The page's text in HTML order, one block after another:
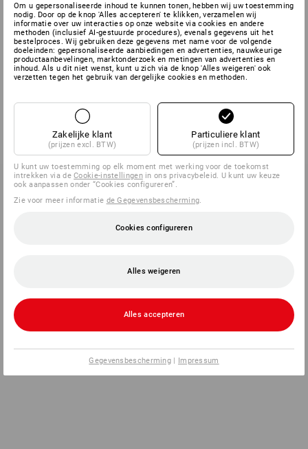
Om u gepersonaliseerde inhoud te kunnen tonen, hebben wij uw toestemming
nodig. Door op de knop 'Alles accepteren' te klikken, verzamelen wij
informatie over uw interacties op onze website via cookies en andere
methoden (inclusief AI-gestuurde procedures), evenals gegevens uit het
bestelproces. Wij gebruiken deze gegevens met name voor de volgende
doeleinden: gepersonaliseerde aanbiedingen en advertenties, nauwkeurige
productaanbevelingen, marktonderzoek en metingen van advertenties en
inhoud. Als u dit niet wenst, kunt u zich via de knop 'Alles weigeren' ook
verzetten tegen het gebruik van dergelijke cookies en methoden.
Zakelijke klant
(prijzen excl. BTW)
Particuliere klant
(prijzen incl. BTW)
U kunt uw toestemming op elk moment met werking voor de toekomst
intrekken via deCookie-instellingenin ons privacybeleid. U kunt uw keuze
ook aanpassen onder “Cookies configureren”.
Zie voor meer informatie de Gegevensbescherming
Cookies configureren
Alles weigeren
Alles accepteren
Gegevensbescherming | Impressum